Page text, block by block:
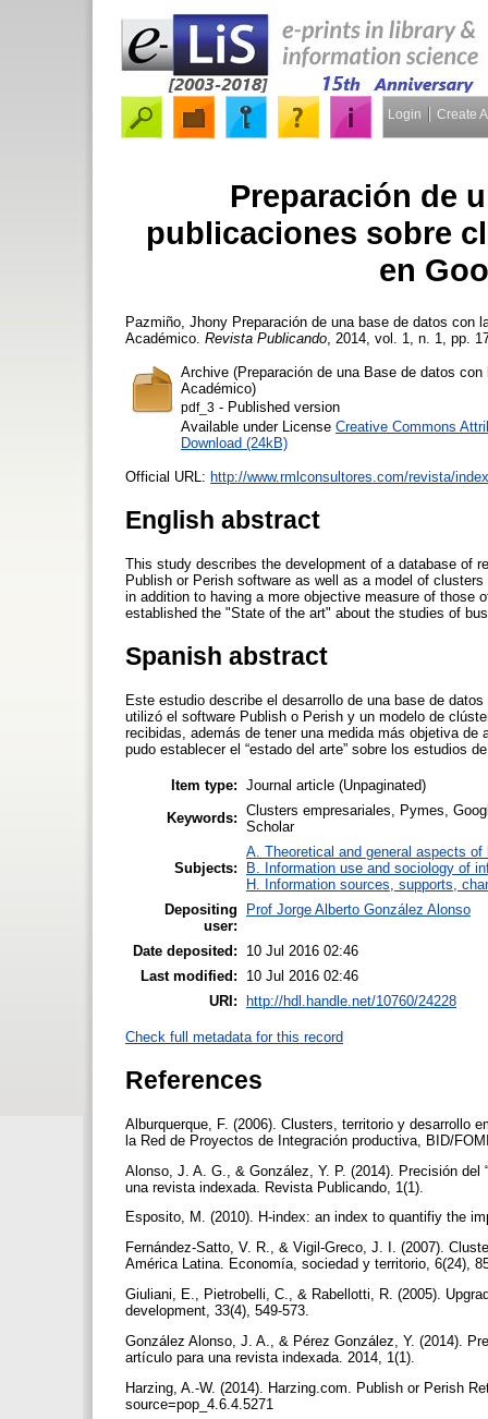
Login Create
Preparación de
publicaciones sobre
en
Pazmiño, Jhony Preparación de una base de datos con
Académico. Revista Publicando , 2014, vol. 1, n. 1, pp.
Archive (Preparación de una Base de datos
Académico)
pdf_3 - Published version
Available under License Creative Commons
Download (24kB)
Official URL: http://www.rmlconsultores.com/revista/
English abstract
This study describes the development of a database of
Publish or Perish software as well as a model of
in addition to having a more objective measure of those
established the "State of the art" about the studies of
Spanish abstract
Este estudio describe el desarrollo de una base de
utilizó el software Publish o Perish y un modelo de
recibidas, además de tener una medida más objetiva
pudo establecer el “estado del arte” sobre los estudios
Item type: Journal article (Unpaginated)
Keywords: Clusters empresariales, Pymes,
Scholar
Subjects:
A. Theoretical and general aspects
B. Information use and sociology of
H. Information sources, supports,
Depositing
user:
Prof Jorge Alberto González Alonso
Date deposited:
10 Jul 2016 02:46
Last modified:
10 Jul 2016 02:46
URI:
http://hdl.handle.net/10760/24228
Check full metadata for this record
References
Alburquerque, F. (2006). Clusters, territorio y desarrollo
la Red de Proyectos de Integración productiva, BID/
Alonso, J. A. G., & González, Y. P. (2014). Precisión del
una revista indexada. Revista Publicando, 1(1).
Esposito, M. (2010). H-index: an index to quantifiy the
Fernández-Satto, V. R., & Vigil-Greco, J. I. (2007).
América Latina. Economía, sociedad y territorio, 6(24),
Giuliani, E., Pietrobelli, C., & Rabellotti, R. (2005).
development, 33(4), 549-573.
González Alonso, J. A., & Pérez González, Y. (2014).
artículo para una revista indexada. 2014, 1(1).
Harzing, A.-W. (2014). Harzing.com. Publish or Perish
source=pop_4.6.4.5271